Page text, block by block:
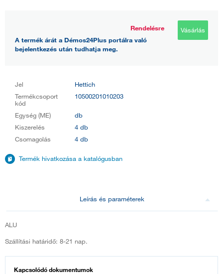
Rendelésre
A termék árát a Démos24Plus portálra való
bejelentkezés után tudhatja meg.
Vásárlás
Jel
Hettich
Termékcsoport
kód
10500201010203
Egység (ME)
db
Kiszerelés
4 db
Csomagolás
4 db
Termék hivatkozása a katalógusban
Leírás és paraméterek
ALU
Szállítási határidő: 8-21 nap.
Kapcsolódó dokumentumok